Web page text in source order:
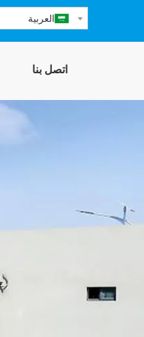
العربية
اتصل بنا